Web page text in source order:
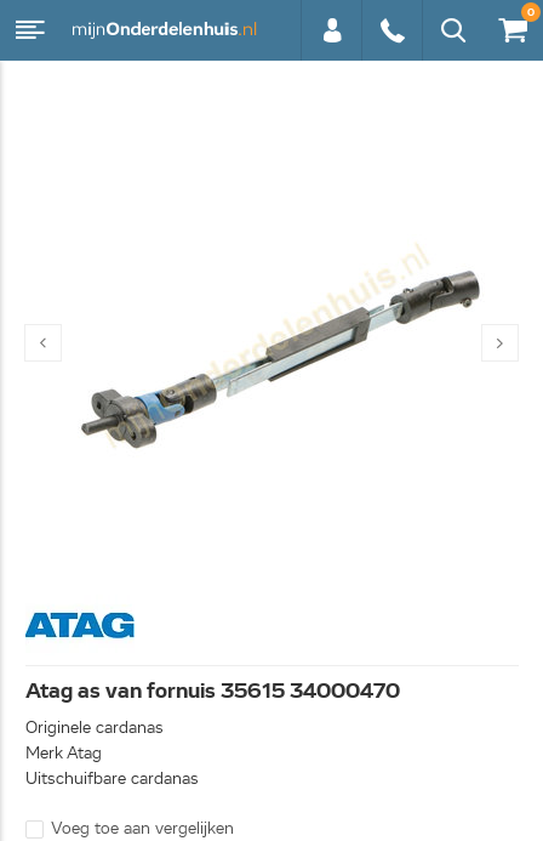
0
Atag as van fornuis 35615 34000470
Originele cardanas
Merk Atag
Uitschuifbare cardanas
Voeg toe aan vergelijken